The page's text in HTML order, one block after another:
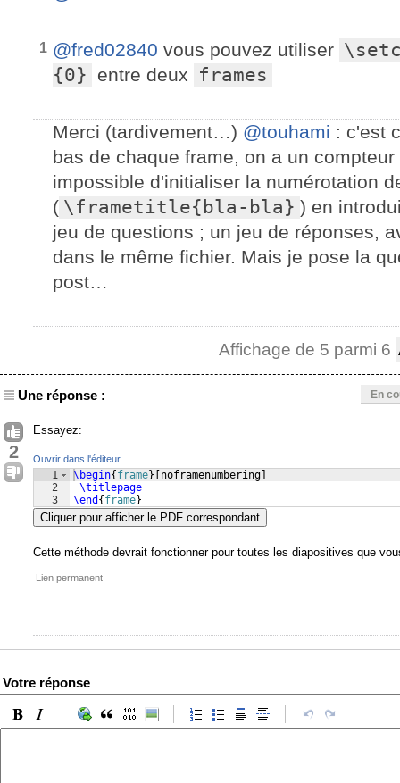
1 @fred02840 vous pouvez utiliser
{0}
entre deux frames
Merci (tardivement…) @touhami : c'est
bas de chaque frame, on a un
impossible d'initialiser la numérotation
( \frametitle{bla-bla} ) en
jeu de questions ; un jeu de réponses,
dans le même fichier. Mais je pose la
post…
Affichage de 5 parmi 6
Une réponse : En
2
Essayez:
Ouvrir dans l'éditeur
1
2
3
\begin{ frame} noframenumbering
\titlepage
\end { frame}
Cliquer pour afficher le PDF correspondant
Cette méthode devrait fonctionner pour toutes les diapositives que
Lien permanent
Votre réponse